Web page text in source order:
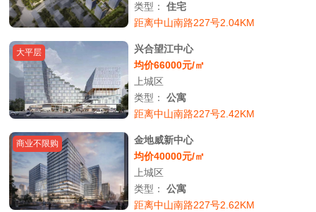
类型：住宅
距离中山南路227号2.04KM
大平层
兴合望江中心
均价66000元/㎡
上城区
类型：公寓
距离中山南路227号2.42KM
商业不限购
金地威新中心
均价40000元/㎡
上城区
类型：公寓
距离中山南路227号2.62KM